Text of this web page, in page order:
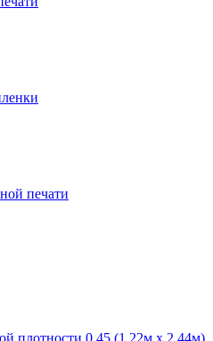
печати
плотности 0,45 (1,22м х 2,44м)